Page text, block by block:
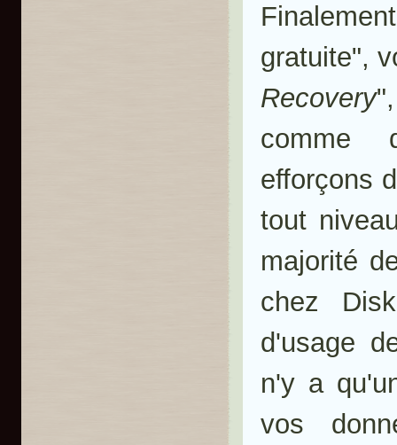
gratuite",
Recovery
efforçons
tout
majorité
chez
d'usage
n'y a
vos